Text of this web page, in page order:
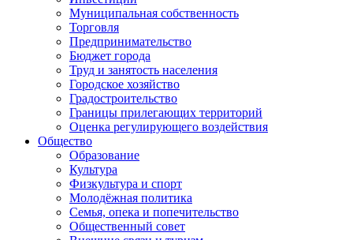
Муниципальная собственность
Торговля
Предпринимательство
Бюджет города
Труд и занятость населения
Городское хозяйство
Градостроительство
Границы прилегающих территорий
Оценка регулирующего воздействия
Общество
Образование
Культура
Физкультура и спорт
Молодёжная политика
Семья, опека и попечительство
Общественный совет